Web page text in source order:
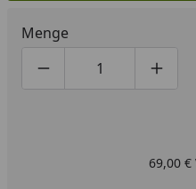
Menge
Produktmenge um
69,00